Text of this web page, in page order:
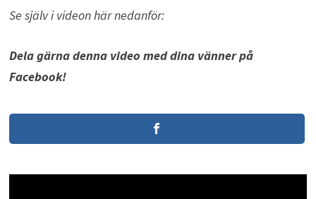
Se själv i videon här nedanför:
Dela gärna denna video med dina vänner på
Facebook!